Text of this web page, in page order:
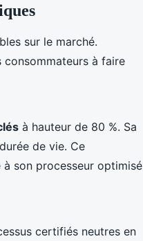
sur le marché.
consommateurs à faire
à hauteur de 80 %. Sa
de vie. Ce
à son processeur optimisé
certifiés neutres en